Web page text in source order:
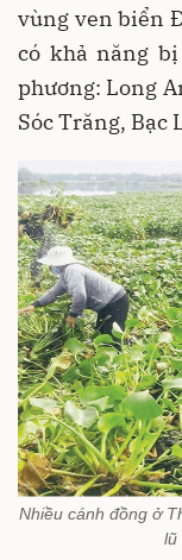
vùng ven biển
có khả năng
phương: Long
Sóc Trăng, Bạc
Nhiều cánh đồng ở
lũ